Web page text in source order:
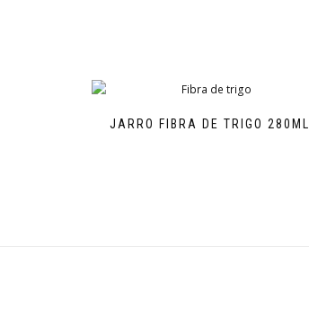
JARRO FIBRA DE TRIGO 280ML